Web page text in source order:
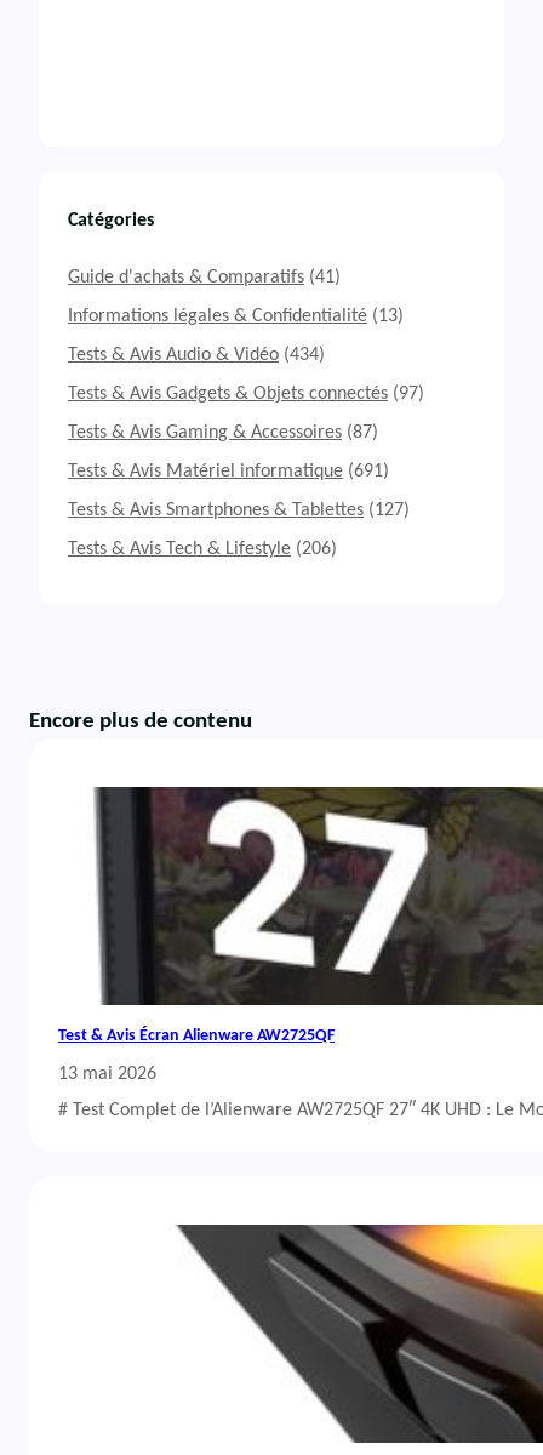
Catégories
Guide d'achats & Comparatifs (41)
Informations légales & Confidentialité (13)
Tests & Avis Audio & Vidéo (434)
Tests & Avis Gadgets & Objets connectés (97)
Tests & Avis Gaming & Accessoires (87)
Tests & Avis Matériel informatique (691)
Tests & Avis Smartphones & Tablettes (127)
Tests & Avis Tech & Lifestyle (206)
Encore plus de contenu
Test & Avis Écran Alienware AW2725QF
13 mai 2026
# Test Complet de l’Alienware AW2725QF 27″ 4K UHD : Le